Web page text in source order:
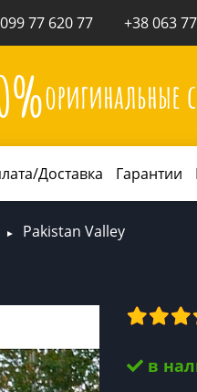
77 620 77 +38 063
оригинальные
Доставка Гарантии
Pakistan Valley
в